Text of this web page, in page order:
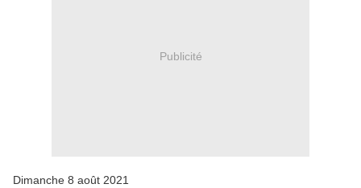
Publicité
Dimanche 8 août 2021